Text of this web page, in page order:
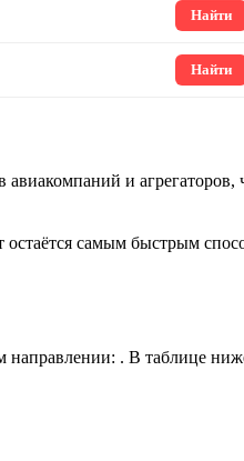
Найти
Найти
авиакомпаний и
самым быстрым
направлении: . В таблице